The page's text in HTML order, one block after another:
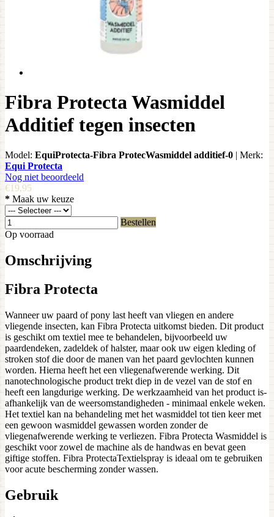
Fibra Protecta Wasmiddel
Additief tegen insecten
Model: EquiProtecta-Fibra ProtecWasmiddel additief-0 | Merk:
Equi Protecta
Nog niet beoordeeld
€19,95
* Maak uw keuze
Bestellen
Op voorraad
Omschrijving
Fibra Protecta
Wanneer uw paard of pony last heeft van vliegen en andere
vliegende insecten, kan Fibra Protecta uitkomst bieden. Dit product
is geschikt om textiel mee te behandelen, bijvoorbeeld uw
paardendeken, zadeldek of halster, maar ook uw eigen kleding of
stroken stof die door de manen van het paard gevlochten kunnen
worden. Hierna heeft het een vliegenafwerende werking. Dit
nanotechnologische product trekt diep in de vezel van de stof en
heeft een langdurige werking. De werkzaamheid van het product is-
afhankelijk van de weersomstandigheden - minimaal enkele weken.
Het textiel kan na behandeling met het wasmiddel tot tien keer met
een gewoon wasmiddel gewassen worden zonder de
vliegenafwerende werking te verliezen. Fibra Protecta Wasmiddel is
geschikt voor zowel de machine als de handwas en bevat geen
giftige stoffen. Fibra ProtectaTextielspray is ideaal om te gebruiken
voor acute bescherming zonder wassen.
Gebruik